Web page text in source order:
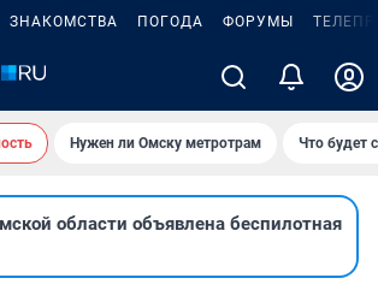
ЗНАКОМСТВА ПОГОДА ФОРУМЫ
Нужен ли Омску метротрам Что будет
области объявлена беспилотная